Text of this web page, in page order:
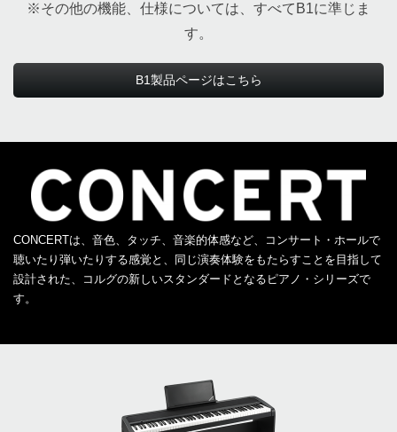
※その他の機能、仕様については、すべてB1に準じま
す。
B1製品ページはこちら
CONCERTは、音色、タッチ、音楽的体感など、コンサート・ホールで
聴いたり弾いたりする感覚と、同じ演奏体験をもたらすことを目指して
設計された、コルグの新しいスタンダードとなるピアノ・シリーズで
す。